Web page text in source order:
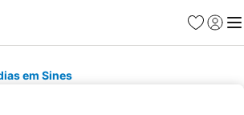
Favoritos
Iniciar
em Sines